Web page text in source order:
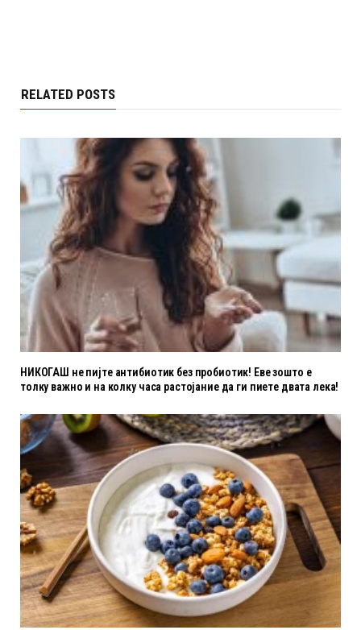
RELATED POSTS
НИКОГАШ не пијте антибиотик без пробиотик! Еве зошто е
толку важно и на колку часа растојание да ги пиете двата лека!